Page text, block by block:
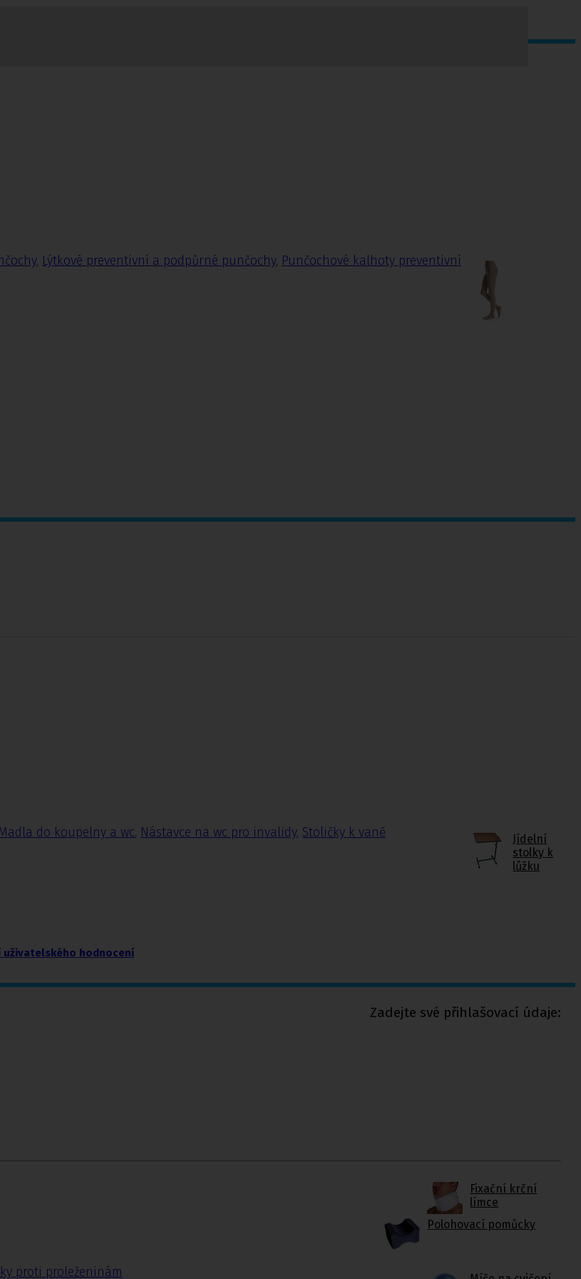
, Lýtkové preventivní a podpůrné punčochy, Punčochové kalhoty preventivní
do koupelny a wc, Nástavce na wc pro invalidy, Stoličky k vaně
Jídelní
stolky k
lůžku
Fixační krční
límce
Polohovací pomůcky
proti proleženinám
uživatelského hodnocení
Zadejte své přihlašovací údaje: